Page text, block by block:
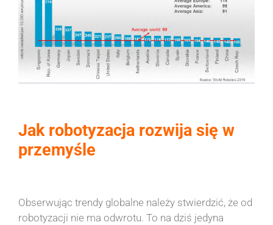
Jak robotyzacja rozwija się w
przemyśle
Obserwując trendy globalne należy stwierdzić, że od
robotyzacji nie ma odwrotu. To na dziś jedyna